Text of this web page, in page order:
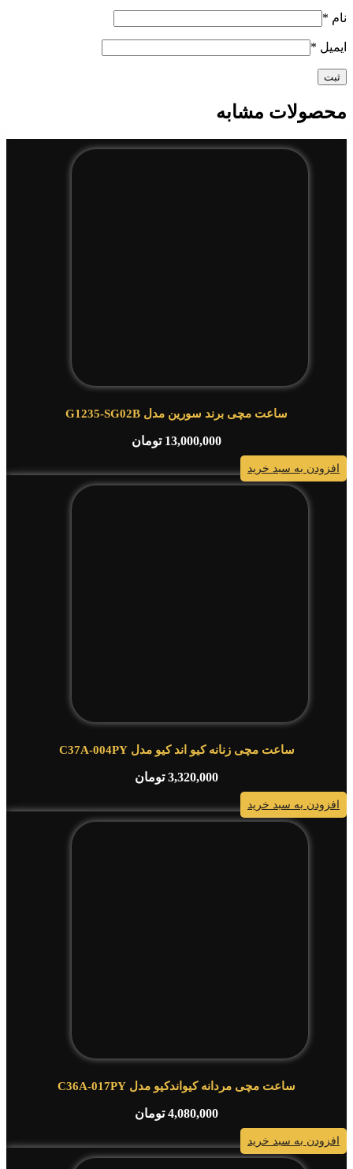
نام *
ایمیل *
محصولات مشابه
ساعت مچی برند سورین مدل G1235-SG02B
13,000,000 تومان
افزودن به سبد خرید
ساعت مچی زنانه کیو اند کیو مدل C37A-004PY
3,320,000 تومان
افزودن به سبد خرید
ساعت مچی مردانه کیواندکیو مدل C36A-017PY
4,080,000 تومان
افزودن به سبد خرید